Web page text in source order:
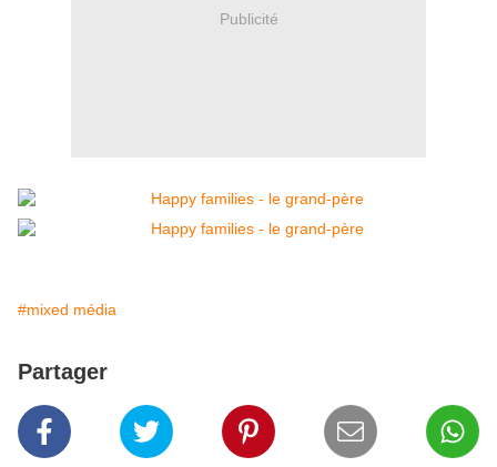
Publicité
#mixed média
Partager